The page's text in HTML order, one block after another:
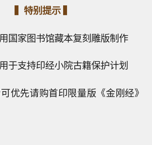
▍特别提示 ▍
国家图书馆藏本复刻雕版制作
于支持印经小院古籍保护计划
优先请购首印限量版《金刚经》